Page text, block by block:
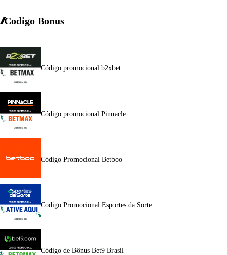
Codigo Bonus
Código promocional b2xbet
Código promocional Pinnacle
Código Promocional Betboo
Codigo Promocional Esportes da Sorte
Código de Bônus Bet9 Brasil